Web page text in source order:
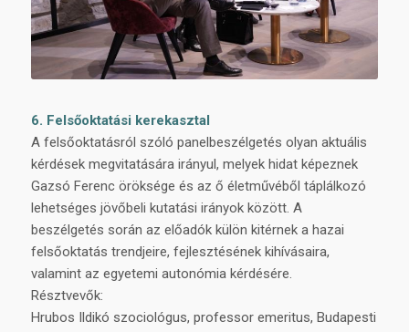
6. Felsőoktatási kerekasztal
A felsőoktatásról szóló panelbeszélgetés olyan aktuális
kérdések megvitatására irányul, melyek hidat képeznek
Gazsó Ferenc öröksége és az ő életművéből táplálkozó
lehetséges jövőbeli kutatási irányok között. A
beszélgetés során az előadók külön kitérnek a hazai
felsőoktatás trendjeire, fejlesztésének kihívásaira,
valamint az egyetemi autonómia kérdésére.
Résztvevők:
Hrubos Ildikó szociológus, professor emeritus, Budapesti